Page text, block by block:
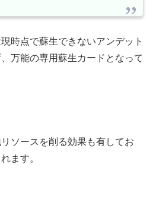
時点で蘇生できないアンデット
万能の専用蘇生カードとなって
ソースを削る効果も有してお
ます。